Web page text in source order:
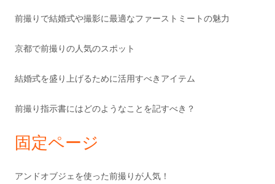
前撮りで結婚式や撮影に最適なファーストミートの魅力
京都で前撮りの人気のスポット
結婚式を盛り上げるために活用すべきアイテム
前撮り指示書にはどのようなことを記すべき？
固定ページ
アンドオブジェを使った前撮りが人気！